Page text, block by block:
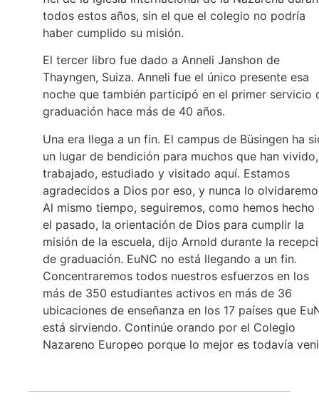
todos estos años, sin el que el colegio no podría
haber cumplido su misión.
El tercer libro fue dado a Anneli Janshon de
Thayngen, Suiza. Anneli fue el único presente esa
noche que también participó en el primer servicio
graduación hace más de 40 años.
Una era llega a un fin. El campus de Büsingen ha
un lugar de bendición para muchos que han vivido,
trabajado, estudiado y visitado aquí. Estamos
agradecidos a Dios por eso, y nunca lo
Al mismo tiempo, seguiremos, como hemos hecho
el pasado, la orientación de Dios para cumplir la
misión de la escuela, dijo Arnold durante la
de graduación. EuNC no está llegando a un fin.
Concentraremos todos nuestros esfuerzos en los
más de 350 estudiantes activos en más de 36
ubicaciones de enseñanza en los 17 países que
está sirviendo. Continúe orando por el Colegio
Nazareno Europeo porque lo mejor es todavía